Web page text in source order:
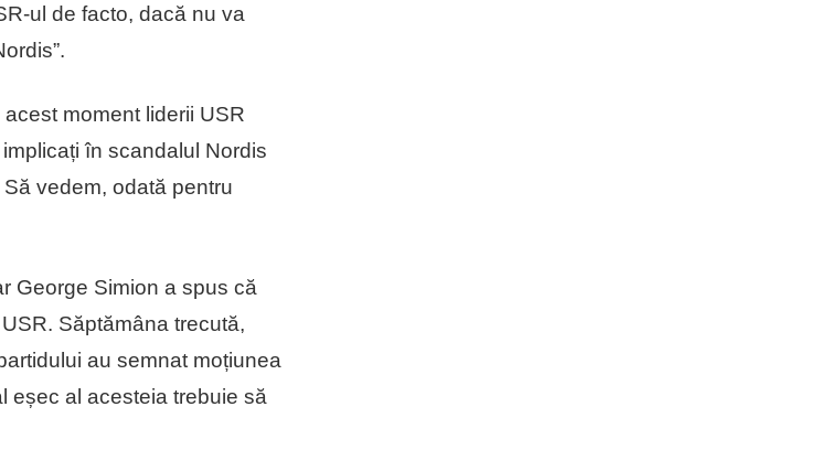
ul de facto, dacă nu va
moment liderii USR
în scandalul Nordis
vedem, odată pentru
George Simion a spus că
Săptămâna trecută,
au semnat moțiunea
eșec al acesteia trebuie să